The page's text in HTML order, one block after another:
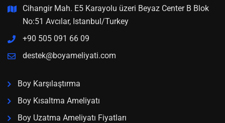
Cihangir Mah. E5 Karayolu üzeri Beyaz Center B Blok
No:51 Avcılar, Istanbul/Turkey
+90 505 091 66 09
destek@boyameliyati.com
Boy Karşılaştırma
Boy Kısaltma Ameliyatı
Boy Uzatma Ameliyatı Fiyatları